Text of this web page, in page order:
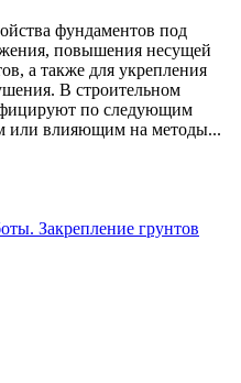
фундаментов под
повышения несущей
а также для укрепления
В строительном
по следующим
или влияющим на методы...
Закрепление грунтов